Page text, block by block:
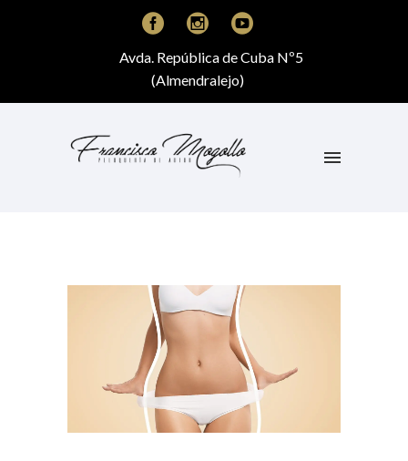
Avda. República de Cuba Nº5
(Almendralejo)